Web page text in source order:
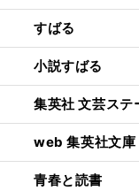
すばる
小説すばる
集英社 文芸ステ
web 集英社文庫
青春と読書